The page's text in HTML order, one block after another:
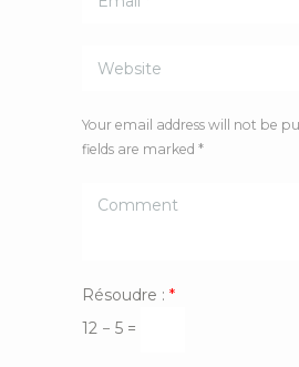
Your email address will not be
fields are marked *
Résoudre : *
12 − 5 =